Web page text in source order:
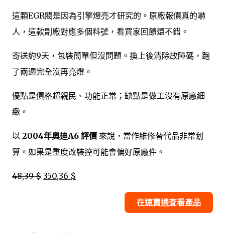
這顆EGR閥是因為引擎燈亮才研究的。原廠報價真的嚇
人，這款副廠對應多個料號，看買家回饋還不錯。
寄送約9天，包裝簡單但沒問題。換上後清除故障碼，跑
了兩週完全沒再亮燈。
優點是價格超親民、功能正常；缺點是做工沒有原廠細
緻。
以 2004年奧迪A6 評價 來說，當作維修替代品非常划
算。如果是重度改裝控可能會偏好原廠件。
48,39 $ 350,36 $
在速賣通查看產品